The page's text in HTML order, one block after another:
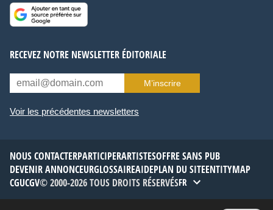
RECEVEZ NOTRE NEWSLETTER ÉDITORIALE
M’inscrire
Voir les précédentes newsletters
NOUS CONTACTERPARTICIPERARTISTESOFFRE SANS PUB
DEVENIR ANNONCEURGLOSSAIREAIDEPLAN DU SITEENTITYMAP
CGUCGV© 2000-2026 TOUS DROITS RÉSERVÉSFR